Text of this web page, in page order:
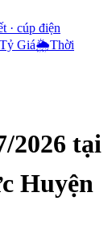
· cúp điện
Tỷ Giá🌦Thời
2026 tại
Huyện